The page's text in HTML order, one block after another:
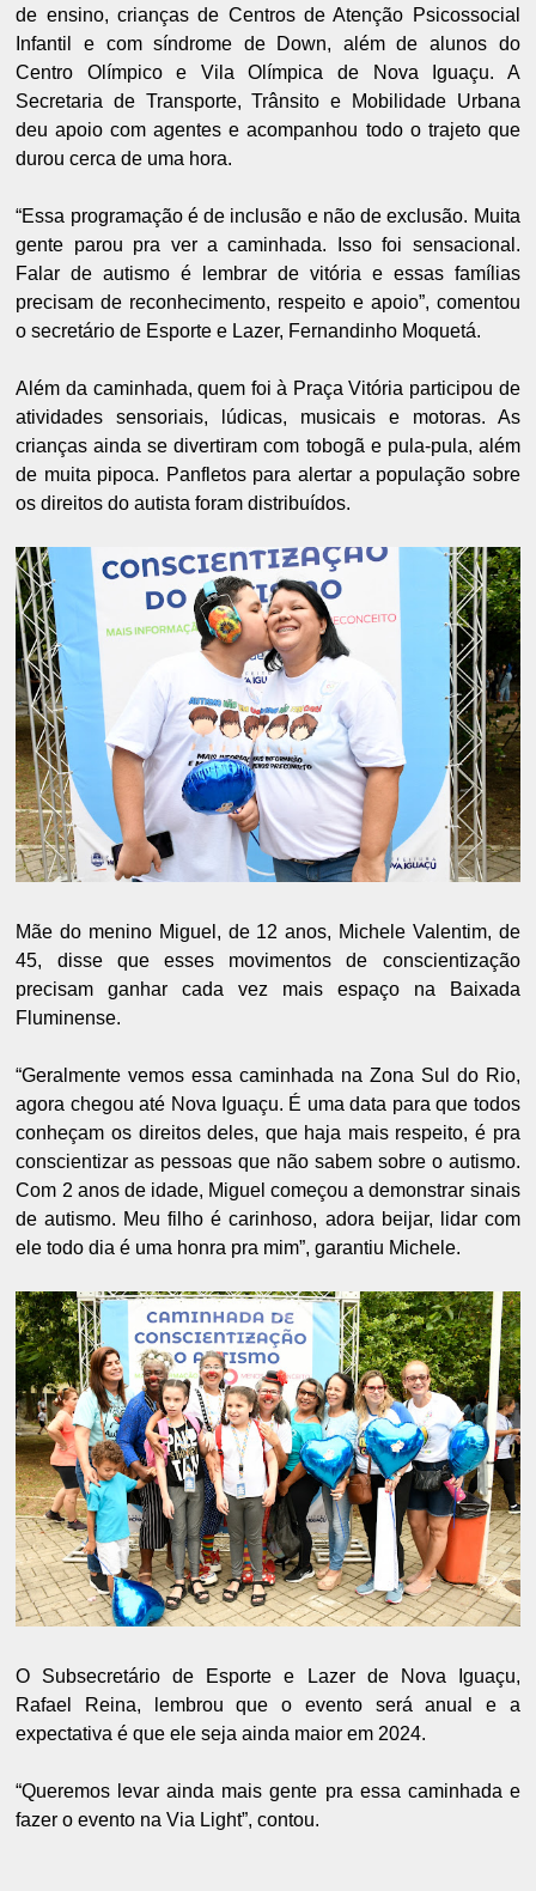
de ensino, crianças de Centros de Atenção Psicossocial
Infantil e com síndrome de Down, além de alunos do
Centro Olímpico e Vila Olímpica de Nova Iguaçu. A
Secretaria de Transporte, Trânsito e Mobilidade Urbana
deu apoio com agentes e acompanhou todo o trajeto que
durou cerca de uma hora.
“Essa programação é de inclusão e não de exclusão. Muita
gente parou pra ver a caminhada. Isso foi sensacional.
Falar de autismo é lembrar de vitória e essas famílias
precisam de reconhecimento, respeito e apoio”, comentou
o secretário de Esporte e Lazer, Fernandinho Moquetá.
Além da caminhada, quem foi à Praça Vitória participou de
atividades sensoriais, lúdicas, musicais e motoras. As
crianças ainda se divertiram com tobogã e pula-pula, além
de muita pipoca. Panfletos para alertar a população sobre
os direitos do autista foram distribuídos.
Mãe do menino Miguel, de 12 anos, Michele Valentim, de
45, disse que esses movimentos de conscientização
precisam ganhar cada vez mais espaço na Baixada
Fluminense.
“Geralmente vemos essa caminhada na Zona Sul do Rio,
agora chegou até Nova Iguaçu. É uma data para que todos
conheçam os direitos deles, que haja mais respeito, é pra
conscientizar as pessoas que não sabem sobre o autismo.
Com 2 anos de idade, Miguel começou a demonstrar sinais
de autismo. Meu filho é carinhoso, adora beijar, lidar com
ele todo dia é uma honra pra mim”, garantiu Michele.
O Subsecretário de Esporte e Lazer de Nova Iguaçu,
Rafael Reina, lembrou que o evento será anual e a
expectativa é que ele seja ainda maior em 2024.
“Queremos levar ainda mais gente pra essa caminhada e
fazer o evento na Via Light”, contou.